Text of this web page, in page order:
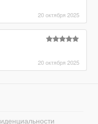
20 октября 2025
20 октября 2025